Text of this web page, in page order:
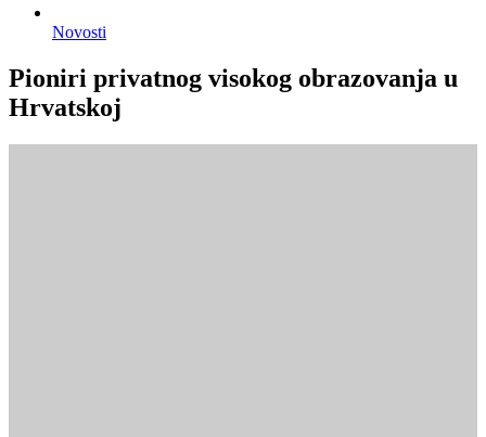
Novosti
Pioniri privatnog visokog obrazovanja u
Hrvatskoj